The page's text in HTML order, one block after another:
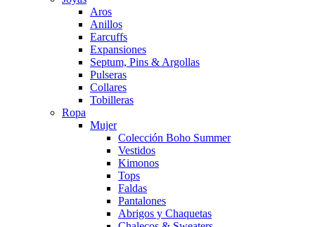
Aros
Anillos
Earcuffs
Expansiones
Septum, Pins & Argollas
Pulseras
Collares
Tobilleras
Ropa
Mujer
Colección Boho Summer
Vestidos
Kimonos
Tops
Faldas
Pantalones
Abrigos y Chaquetas